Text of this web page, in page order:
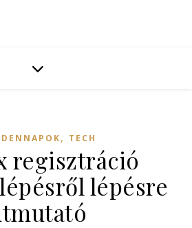
, TECH
regisztráció
lépésre